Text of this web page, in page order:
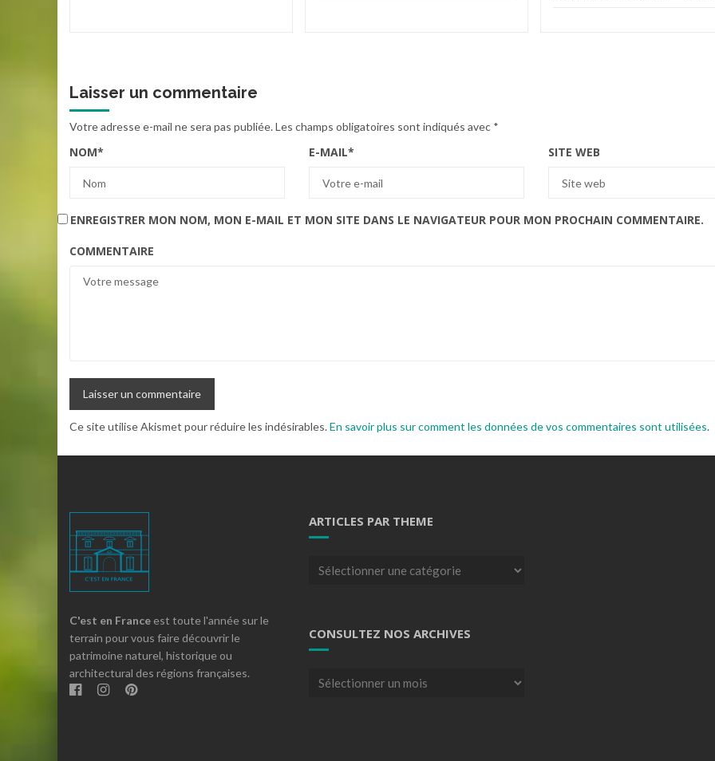
Laisser un commentaire
Votre adresse e-mail ne sera pas publiée.Les champs obligatoires sont indiqués avec *
NOM* E-MAIL* SITE WEB
ENREGISTRER MON NOM, MON E-MAIL ET MON SITE DANS LE NAVIGATEUR POUR MON PROCHAIN COMMENTAIRE.
COMMENTAIRE
Ce site utilise Akismet pour réduire les indésirables.En savoir plus sur comment les données de vos commentaires sont utilisées.
C'est en France est toute l'année sur le
terrain pour vous faire découvrir le
patrimoine naturel, historique ou
architectural des régions françaises.
ARTICLES PAR THEME
Articles
CONSULTEZ NOS ARCHIVES
Consultez